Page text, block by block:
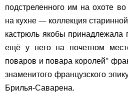
подстреленного им на охоте
на кухне — коллекция
кастрюль якобы
ещё у него на почетном
поваров и повара королей"
знаменитого французского
Брилья-Саварена.